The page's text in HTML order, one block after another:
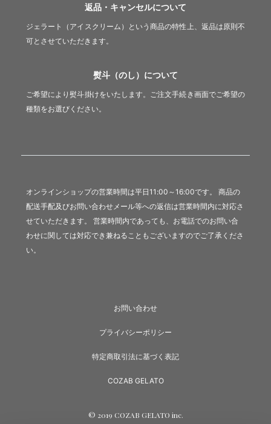
返品・キャンセルについて
ジェラート（アイスクリーム）という商品の特性上、返品は原則不
可とさせていただきます。
熨斗（のし）について
ご希望により熨斗掛けをいたします。ご注文手続き画面でご希望の
種類をお選びください。
オンラインショップの営業時間は平日11:00～16:00です。 商品の
配送手配及びお問い合わせメール等への返信は営業時間内に対応さ
せていただきます。 営業時間内であっても、お電話でのお問い合
わせに関しては対応でき兼ねることもございますのでご了承くださ
い。
お問い合わせ
プライバシーポリシー
特定商取引法に基づく表記
COZAB GELATO
© 2019 COZAB GELATO inc.